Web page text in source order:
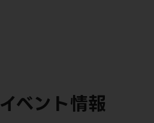
イベント情報